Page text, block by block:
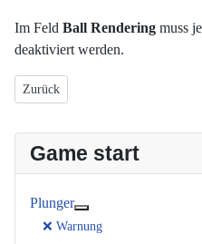
Im Feld Ball Rendering muss
deaktiviert werden.
Vorheriger Beitrag: Visual
Zurück
Game start
Plunger
❌ Warnung